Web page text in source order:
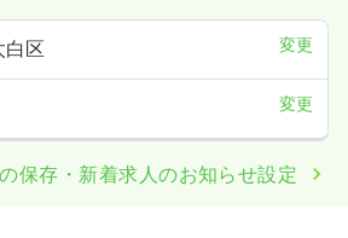
白区 変更
変更
保存・新着求人のお知らせ設定